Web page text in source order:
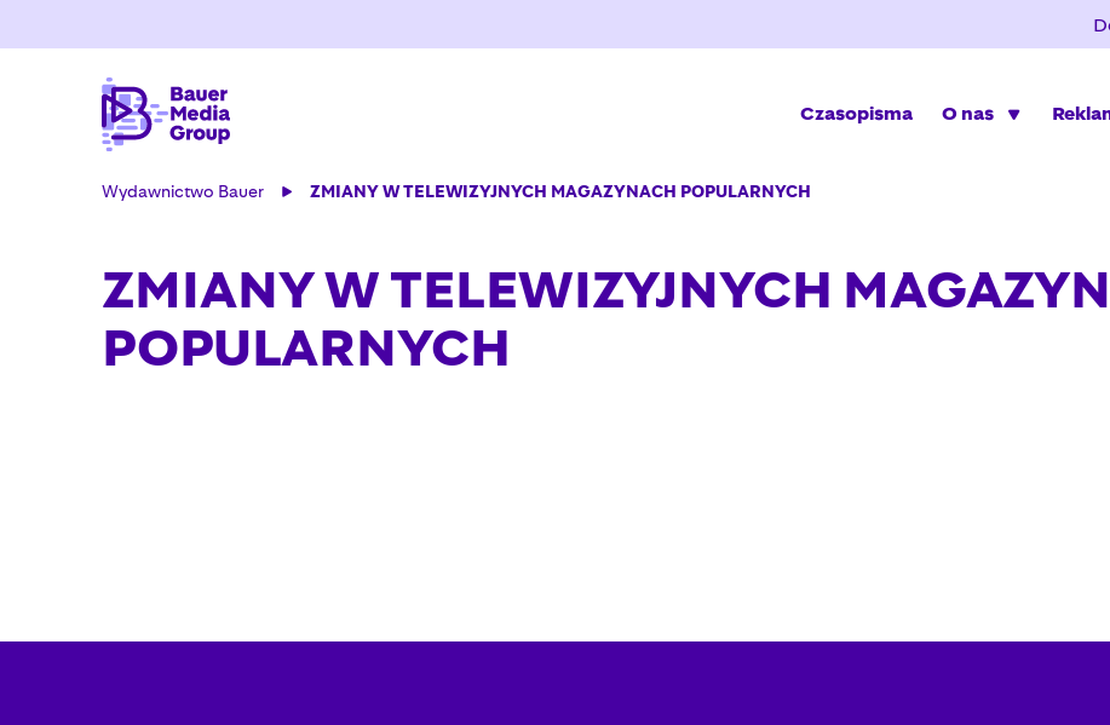
Czasopisma O nas
Wydawnictwo Bauer ZMIANY W TELEWIZYJNYCH MAGAZYNACH POPULARNYCH
ZMIANY W TELEWIZYJNYCH
POPULARNYCH